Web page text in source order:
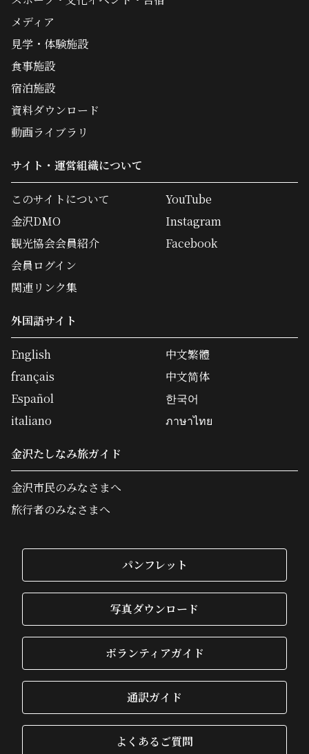
メディア
見学・体験施設
食事施設
宿泊施設
資料ダウンロード
動画ライブラリ
サイト・運営組織について
このサイトについて
金沢DMO
観光協会会員紹介
会員ログイン
関連リンク集
YouTube
Instagram
Facebook
外国語サイト
English
français
Español
italiano
中文繁體
中文简体
한국어
ภาษาไทย
金沢たしなみ旅ガイド
金沢市民のみなさまへ
旅行者のみなさまへ
パンフレット
写真ダウンロード
ボランティアガイド
通訳ガイド
よくあるご質問